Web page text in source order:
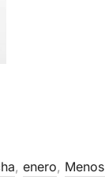
, enero,